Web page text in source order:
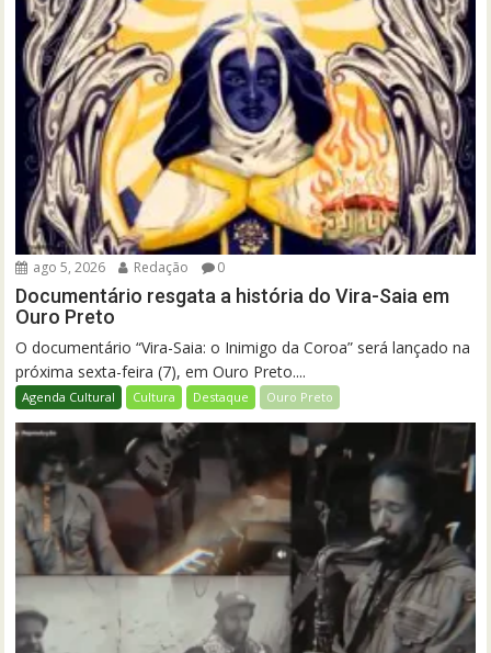
ago 5, 2026 Redação 0
Documentário resgata a história do Vira-Saia em
Ouro Preto
O documentário “Vira-Saia: o Inimigo da Coroa” será lançado na
próxima sexta-feira (7), em Ouro Preto....
Agenda Cultural Cultura Destaque Ouro Preto